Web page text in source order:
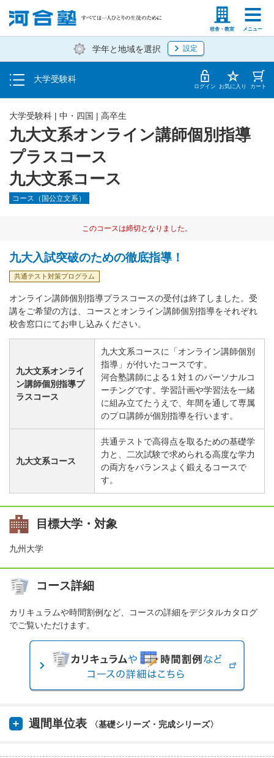
校舎・教室 メニュー
塾生の方 高等学校の先生
学年と地域を選択 設定
大学受験科
入塾説明会・個別相談
学費・入塾手続き方法
入塾から授業開始までのスケジュール ログイン お気に入り カート
九大文系オンライン講師個別指導
プラスコース
九大文系コース
大学受験科 | 中・四国 | 高卒生
コース（国公立文系）
このコースは締切となりました。
九大入試突破のための徹底指導！
共通テスト対策プログラム
オンライン講師個別指導プラスコースの受付は終了しました。受
講をご希望の方は、コースとオンライン講師個別指導をそれぞれ
校舎窓口にてお申し込みください。
九大文系オンライ
ン講師個別指導プ
ラスコース
九大文系コースに「オンライン講師個別
指導」が付いたコースです。
河合塾講師による１対１のパーソナルコ
ーチングです。学習計画や学習法を一緒
に組み立てたうえで、年間を通して専属
のプロ講師が個別指導を行います。
九大文系コース
共通テストで高得点を取るための基礎学
力と、二次試験で求められる高度な学力
の両方をバランスよく鍛えるコースで
す。
目標大学・対象
九州大学
コース詳細
カリキュラムや時間割例など、コースの詳細をデジタルカタログ
でご覧いただけます。
週間単位表 〈基礎シリーズ・完成シリーズ〉